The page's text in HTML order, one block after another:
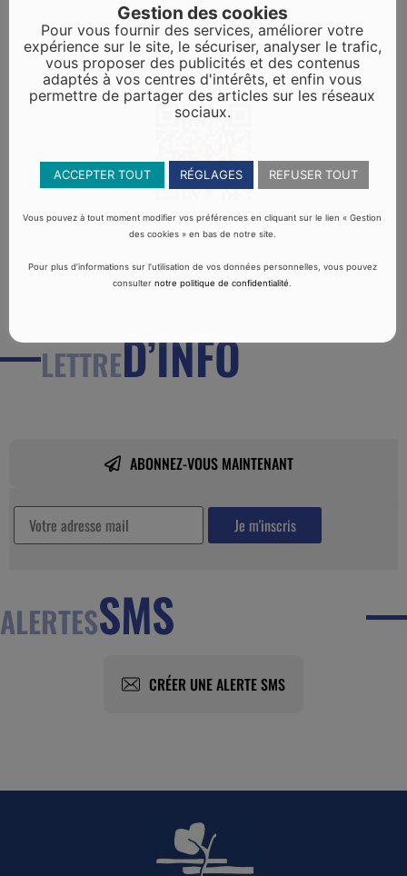
LETTRED’INFO
ABONNEZ-VOUS MAINTENANT
ALERTESSMS
CRÉER UNE ALERTE SMS
Gestion des cookies
Pour vous fournir des services, améliorer votre
expérience sur le site, le sécuriser, analyser le trafic,
vous proposer des publicités et des contenus
adaptés à vos centres d'intérêts, et enfin vous
permettre de partager des articles sur les réseaux
sociaux.
ACCEPTER TOUT RÉGLAGES REFUSER TOUT
Vous pouvez à tout moment modifier vos préférences en cliquant sur le lien « Gestion
des cookies » en bas de notre site.
Pour plus d’informations sur l’utilisation de vos données personnelles, vous pouvez
consulternotre politique de confidentialité.